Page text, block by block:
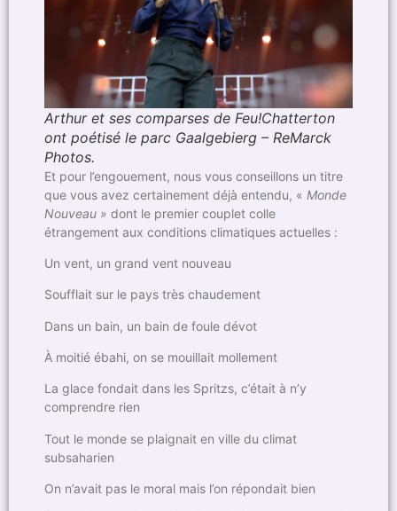
Arthur et ses comparses de Feu!Chatterton
ont poétisé le parc Gaalgebierg – ReMarck
Photos.
Et pour l’engouement, nous vous conseillons un titre
que vous avez certainement déjà entendu, « Monde
Nouveau » dont le premier couplet colle
étrangement aux conditions climatiques actuelles :
Un vent, un grand vent nouveau
Soufflait sur le pays très chaudement
Dans un bain, un bain de foule dévot
À moitié ébahi, on se mouillait mollement
La glace fondait dans les Spritzs, c’était à n’y
comprendre rien
Tout le monde se plaignait en ville du climat
subsaharien
On n’avait pas le moral mais l’on répondait bien